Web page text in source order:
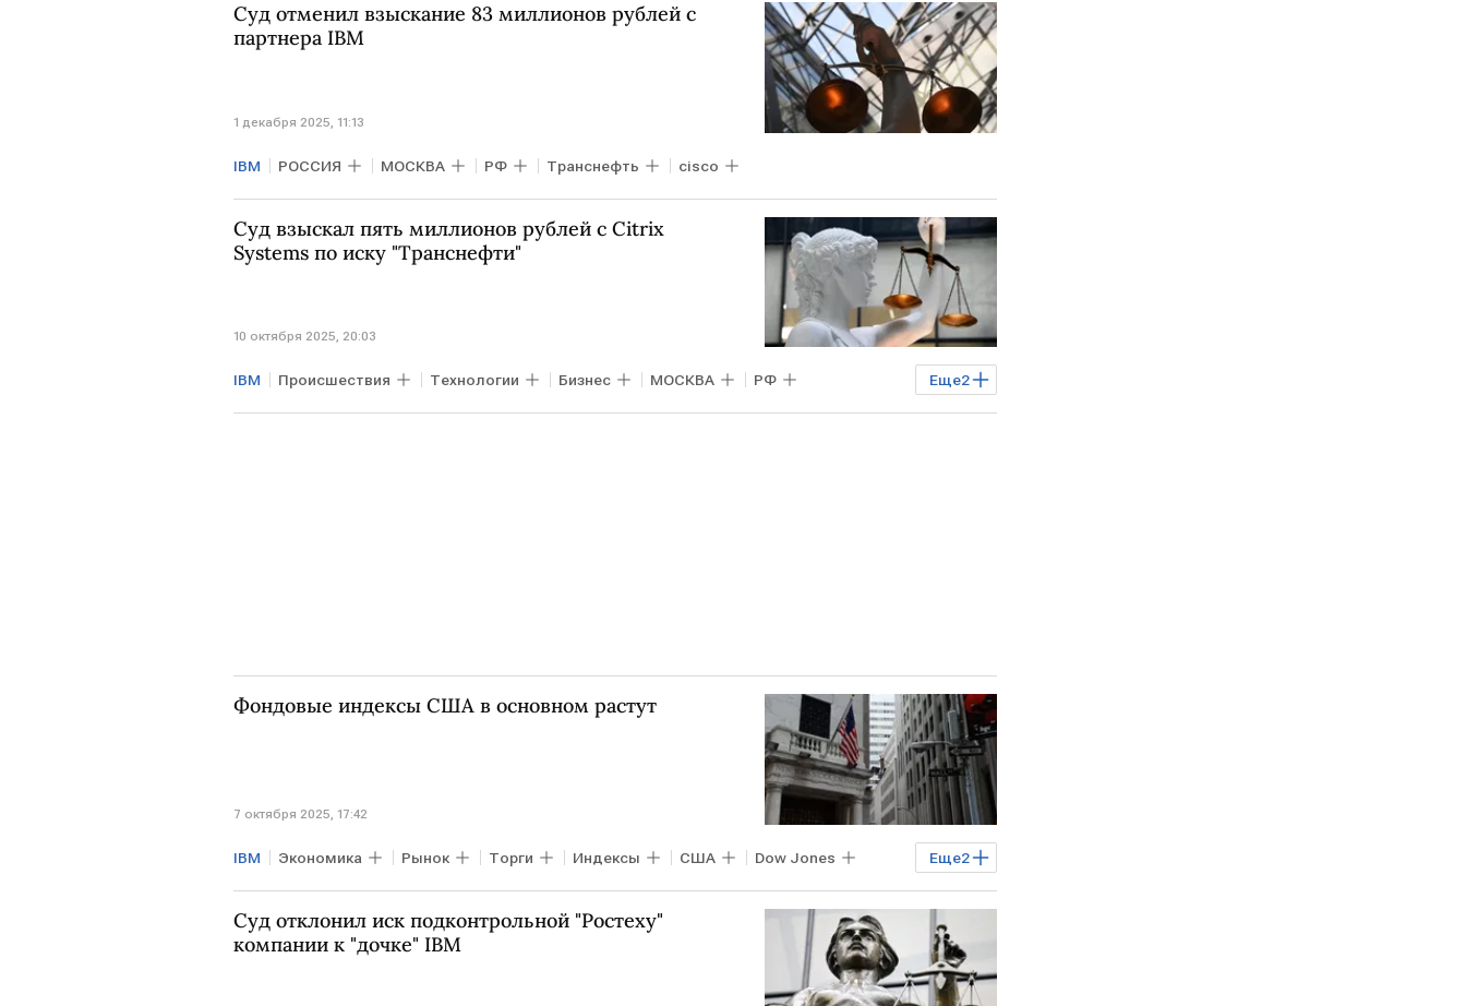
Суд отменил взыскание 83 миллионов рублей с
партнера IBM
1 декабря 2025, 11:13
IBM РОССИЯ МОСКВА РФ Транснефть cisco
Суд взыскал пять миллионов рублей с Citrix
Systems по иску "Транснефти"
10 октября 2025, 20:03
Еще2
IBM Происшествия Технологии Бизнес МОСКВА РФ
Транснефть cisco
Фондовые индексы США в основном растут
7 октября 2025, 17:42
Еще2
IBM Экономика Рынок Торги Индексы США Dow Jones
NASDAQ Nasdaq Composite
Суд отклонил иск подконтрольной "Ростеху"
компании к "дочке" IBM